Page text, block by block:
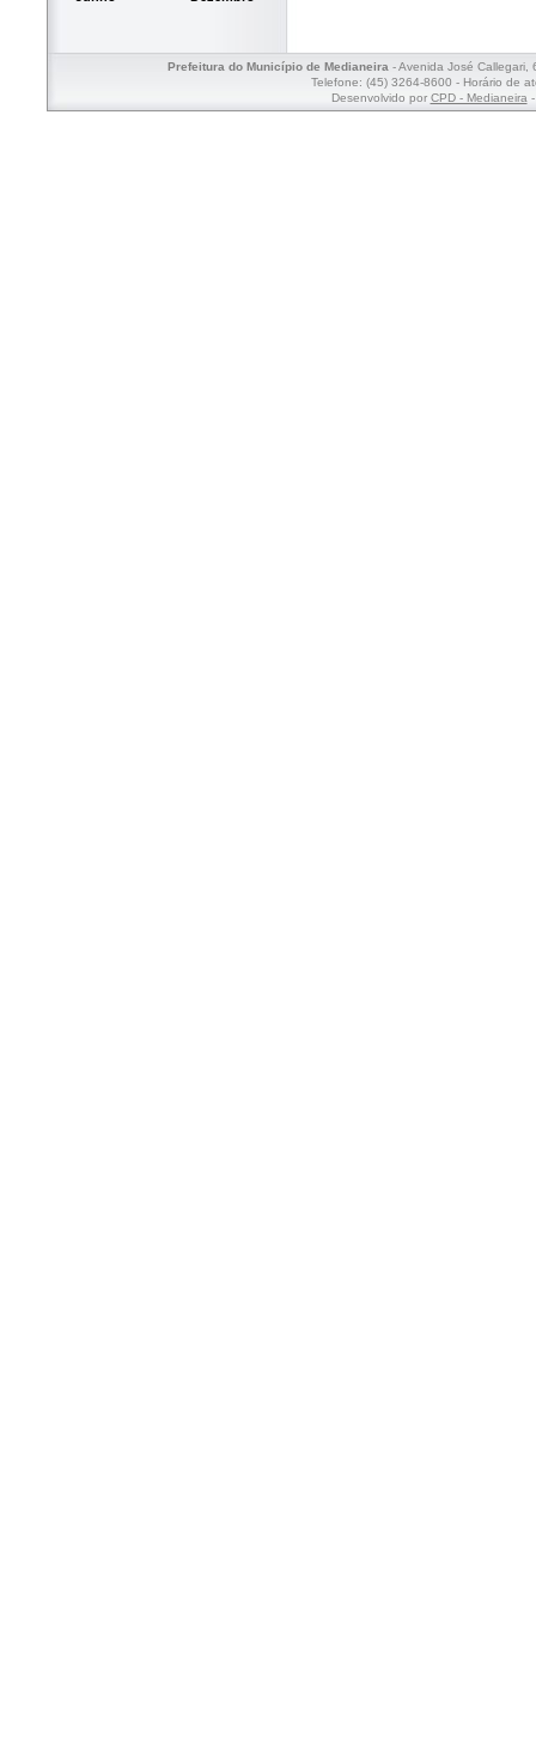
Prefeitura do Município de Medianeira- Avenida José Callegari,
Telefone: (45) 3264-8600 - Horário de
Desenvolvido por CPD - Medianeira-